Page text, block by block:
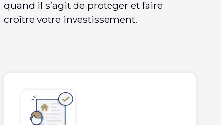
quand il s’agit de protéger et faire
croître votre investissement.